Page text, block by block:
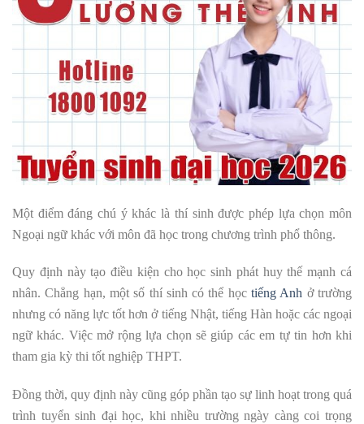
Một điểm đáng chú ý khác là thí sinh được phép lựa chọn môn
Ngoại ngữ khác với môn đã học trong chương trình phổ thông.
Quy định này tạo điều kiện cho học sinh phát huy thế mạnh cá
nhân. Chẳng hạn, một số thí sinh có thể họctiếng Anh ở trường
nhưng có năng lực tốt hơn ở tiếng Nhật, tiếng Hàn hoặc các ngoại
ngữ khác. Việc mở rộng lựa chọn sẽ giúp các em tự tin hơn khi
tham gia kỳ thi tốt nghiệp THPT.
Đồng thời, quy định này cũng góp phần tạo sự linh hoạt trong quá
trình tuyển sinh đại học, khi nhiều trường ngày càng coi trọng